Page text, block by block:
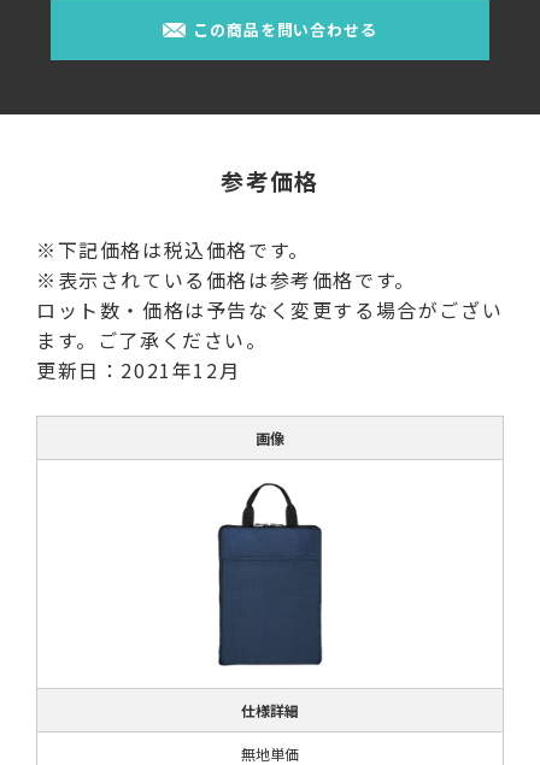
この商品を問い合わせる
参考価格
※下記価格は税込価格です。
※表示されている価格は参考価格です。
ロット数・価格は予告なく変更する場合がござい
ます。ご了承ください。
更新日：2021年12月
画像
仕様詳細
無地単価